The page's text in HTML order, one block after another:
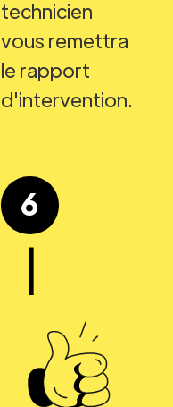
technicien
vous remettra
le rapport
d'intervention.
6
|